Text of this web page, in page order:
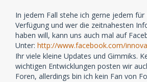
In jedem Fall stehe ich gerne jedem für
Verfügung und wer die zeitnahesten
haben will, kann uns auch mal auf
Unter: http://www.facebook.com/
Ihr viele kleine Updates und Gimmiks.
wichtigen Entwicklungen posten wir
Foren, allerdings bin ich kein Fan von